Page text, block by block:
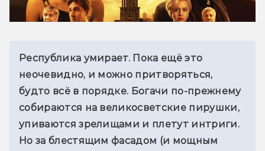
Республика умирает. Пока ещё это
неочевидно, и можно притворяться,
будто всё в порядке. Богачи по-прежнему
собираются на великосветские пирушки,
упиваются зрелищами и плетут интриги.
Но за блестящим фасадом (и мощным